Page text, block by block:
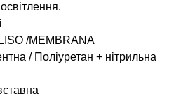
/MEMBRANA
/ Поліуретан + нітрильна